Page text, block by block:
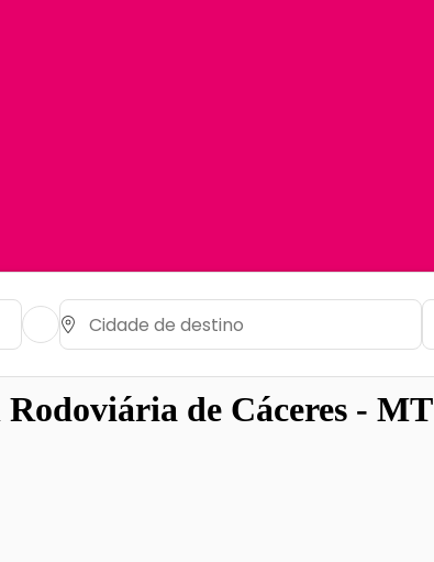
Rodoviária de Cáceres - MT